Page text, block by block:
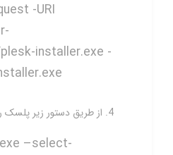
-URI
installer.exe -
از طریق دستور زیر پلسک
–select-